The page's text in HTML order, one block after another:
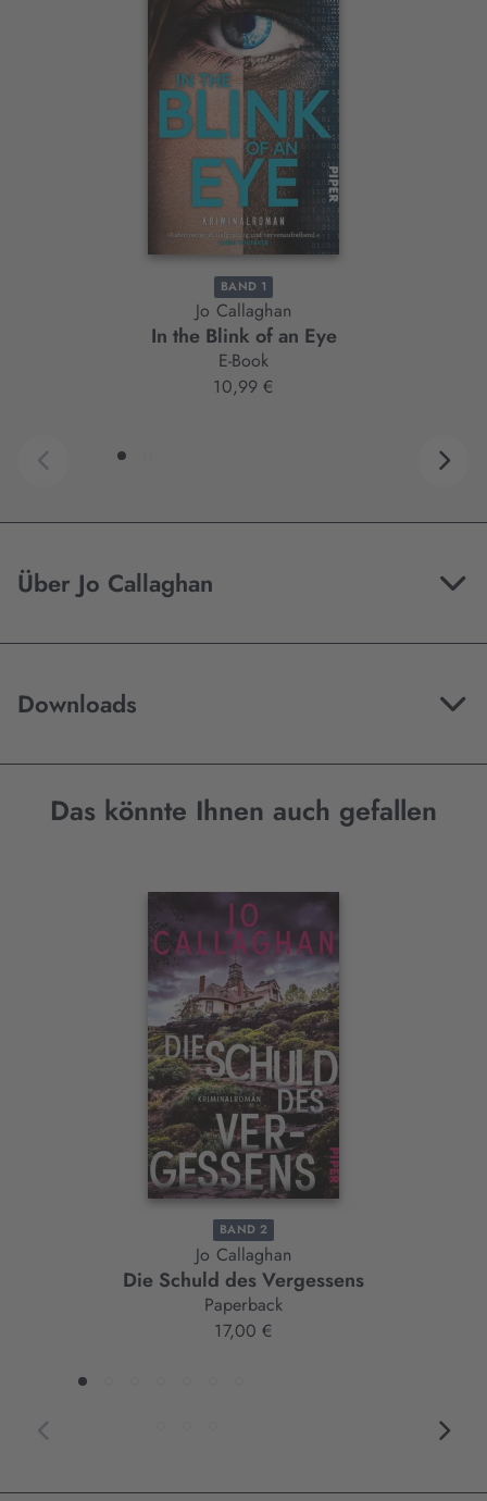
BAND 1
Jo Callaghan
In the Blink of an Eye
E-Book
10,99 €
Über Jo Callaghan
Downloads
Das könnte Ihnen auch gefallen
Interaktives
BAND 2
Jo Callaghan
Die Schuld des Vergessens
Paperback
17,00 €